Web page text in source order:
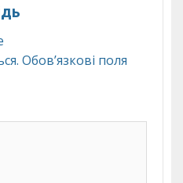
Обов’язкові поля